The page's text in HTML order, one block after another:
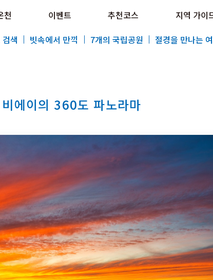
LOVE!
천 이벤트 추천코스 지역 가이
색 빗속에서 만끽 7개의 국립공원 절경을 만나는
특집
관광지
지역 가이드
음식문화
교통
홋카이도 둘러보기
여행 테마로 검색
빗속에서 만끽
7개의 국립공원
에이의 360도 파노라마